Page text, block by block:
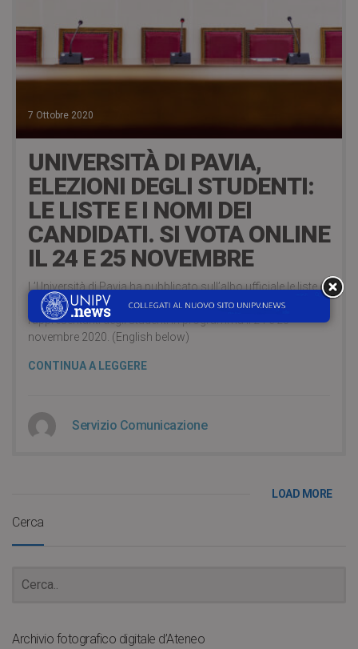
7 Ottobre 2020
UNIVERSITÀ DI PAVIA,
ELEZIONI DEGLI STUDENTI:
LE LISTE E I NOMI DEI
CANDIDATI. SI VOTA ONLINE
IL 24 E 25 NOVEMBRE
L’Università di Pavia ha pubblicato sull’albo ufficiale le liste e i
nomi dei candidati ammessi alle nuove elezioni dei
rappresentanti degli studenti in programma il 24 e 25
novembre 2020. (English below)
CONTINUA A LEGGERE
Servizio Comunicazione
LOAD MORE
Cerca
Archivio fotografico digitale d’Ateneo